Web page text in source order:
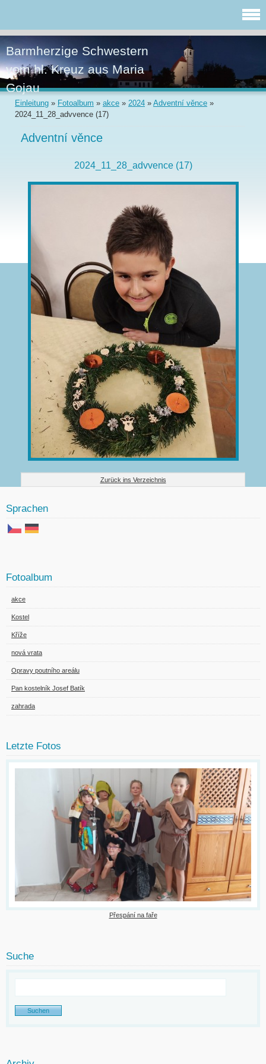
Barmherzige Schwestern
vom hl. Kreuz aus Maria
Gojau
Einleitung » Fotoalbum » akce » 2024 » Adventní věnce »
2024_11_28_advvence (17)
Adventní věnce
2024_11_28_advvence (17)
Zurück ins Verzeichnis
Sprachen
Fotoalbum
akce
Kostel
Kříže
nová vrata
Opravy poutního areálu
Pan kostelník Josef Batík
zahrada
Letzte Fotos
Přespání na faře
Suche